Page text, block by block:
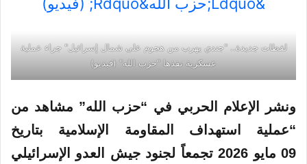
لقطات جديدة.. "جندي يهرب من هجوم على شمال إسرائيل" جراء عملية
عسكرية نفذها "حزب الله" (فيديو)
ونشر الإعلام الحربي في “حزب الله” مشاهد من
“عملية استهداف المقاومة الإسلامية بتاريخ
09 مايو 2026 تجمعاً لجنود جيش العدو
الإسرائيلي